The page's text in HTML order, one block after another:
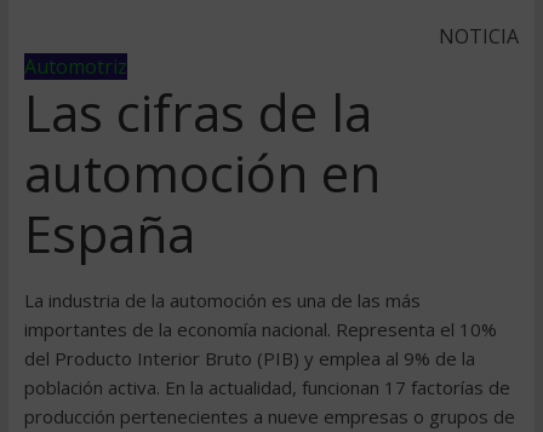
NOTICIA
Automotriz
Las cifras de la
automoción en
España
La industria de la automoción es una de las más
importantes de la economía nacional. Representa el 10%
del Producto Interior Bruto (PIB) y emplea al 9% de la
población activa. En la actualidad, funcionan 17 factorías de
producción pertenecientes a nueve empresas o grupos de